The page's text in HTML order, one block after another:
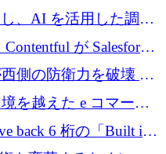
、AI を活用した調達
トフォームを構築
が Salesforce
側の防衛力を破壊 —
スタートアップがそ
を越えた e コマース
リーズ A で 400 万ド
back 6 桁の「Built in